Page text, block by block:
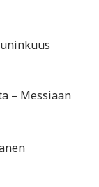
– Messiaan